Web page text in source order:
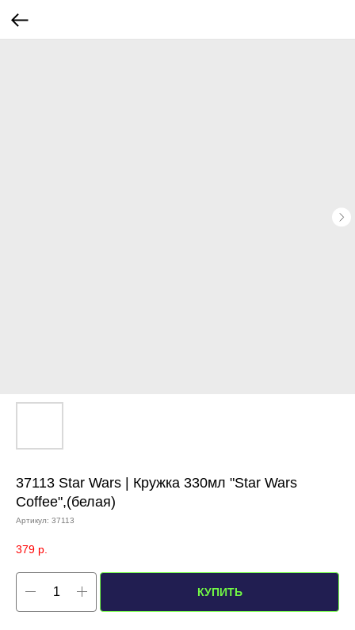
37113 Star Wars | Кружка 330мл "Star Wars
Coffee",(белая)
Артикул: 37113
379 р.
КУПИТЬ